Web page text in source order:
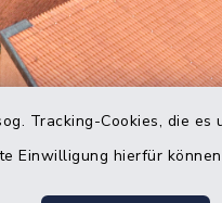
Tracking-Cookies, die
Einwilligung hierfür